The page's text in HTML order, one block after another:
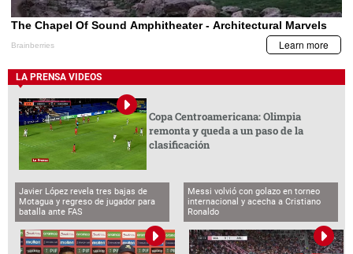
LA PRENSA VIDEOS
Copa Centroamericana: Olimpia
remonta y queda a un paso de la
clasificación
Javier López revela tres bajas de
Motagua y regreso de jugador para
batalla ante FAS
Messi volvió con golazo en torneo
internacional y acecha a Cristiano
Ronaldo